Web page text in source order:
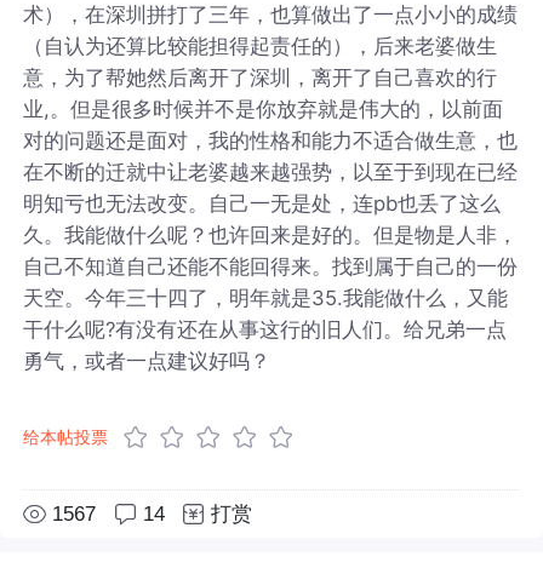
术），在深圳拼打了三年，也算做出了一点小小的成绩
（自认为还算比较能担得起责任的），后来老婆做生
意，为了帮她然后离开了深圳，离开了自己喜欢的行
业,。但是很多时候并不是你放弃就是伟大的，以前面
对的问题还是面对，我的性格和能力不适合做生意，也
在不断的迁就中让老婆越来越强势，以至于到现在已经
明知亏也无法改变。自己一无是处，连pb也丢了这么
久。我能做什么呢？也许回来是好的。但是物是人非，
自己不知道自己还能不能回得来。找到属于自己的一份
天空。今年三十四了，明年就是35.我能做什么，又能
干什么呢?有没有还在从事这行的旧人们。给兄弟一点
勇气，或者一点建议好吗？
给本帖投票
1567 14 打赏